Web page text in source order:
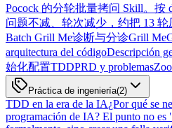
Pocock 的分轮批量拷问 Skill。按
问题不减、轮次减少，约把 13 轮
Batch Grill Me诊断与分诊Grill Me
arquitectura del códigoDescripción
始化配置TDDPRD y problemas
Práctica de ingeniería(2)
TDD en la era de la IA¿Por qué se
programación de IA? El punto no es